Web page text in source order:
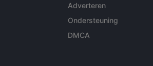
Adverteren
Ondersteuning
DMCA